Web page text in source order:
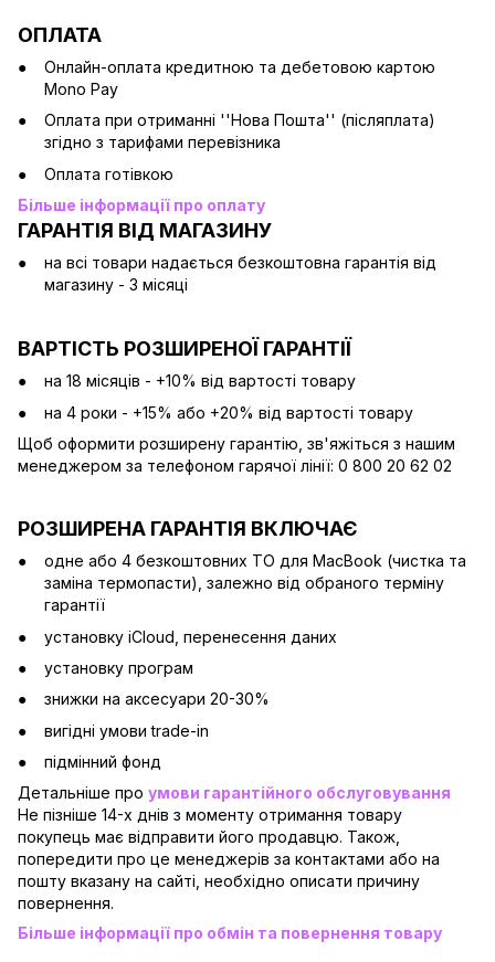
ОПЛАТА
Онлайн-оплата кредитною та дебетовою картою
Mono Pay
Оплата при отриманні ''Нова Пошта'' (післяплата)
згідно з тарифами перевізника
Оплата готівкою
Більше інформації про оплату
ГАРАНТІЯ ВІД МАГАЗИНУ
на всі товари надається безкоштовна гарантія від
магазину - 3 місяці
ВАРТІСТЬ РОЗШИРЕНОЇ ГАРАНТІЇ
на 18 місяців - +10% від вартості товару
на 4 роки - +15% або +20% від вартості товару
Щоб оформити розширену гарантію, зв'яжіться з нашим
менеджером за телефоном гарячої лінії: 0 800 20 62 02
РОЗШИРЕНА ГАРАНТІЯ ВКЛЮЧАЄ
одне або 4 безкоштовних ТО для MacBook (чистка та
заміна термопасти), залежно від обраного терміну
гарантії
установку iCloud, перенесення даних
установку програм
знижки на аксесуари 20-30%
вигідні умови trade-in
підмінний фонд
Детальніше про умови гарантійного обслуговування
Не пізніше 14-х днів з моменту отримання товару
покупець має відправити його продавцю. Також,
попередити про це менеджерів за контактами або на
пошту вказану на сайті, необхідно описати причину
повернення.
Більше інформації про обмін та повернення товару